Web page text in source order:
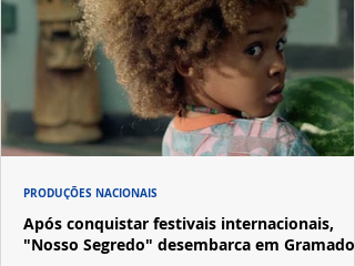
Após conquistar festivais internacionais,
"Nosso Segredo" desembarca em Gramado
PRODUÇÕES NACIONAIS